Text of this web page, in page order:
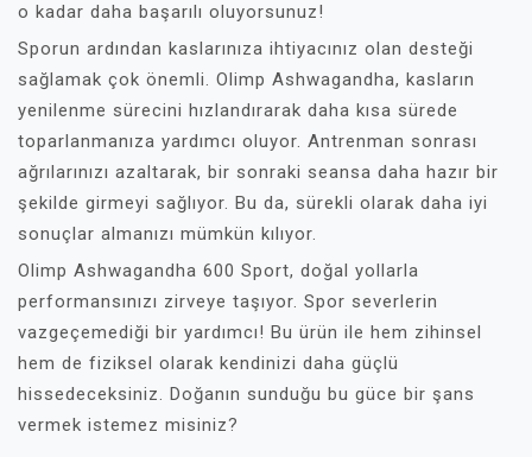
o kadar daha başarılı oluyorsunuz!
Sporun ardından kaslarınıza ihtiyacınız olan desteği
sağlamak çok önemli. Olimp Ashwagandha, kasların
yenilenme sürecini hızlandırarak daha kısa sürede
toparlanmanıza yardımcı oluyor. Antrenman sonrası
ağrılarınızı azaltarak, bir sonraki seansa daha hazır bir
şekilde girmeyi sağlıyor. Bu da, sürekli olarak daha iyi
sonuçlar almanızı mümkün kılıyor.
Olimp Ashwagandha 600 Sport, doğal yollarla
performansınızı zirveye taşıyor. Spor severlerin
vazgeçemediği bir yardımcı! Bu ürün ile hem zihinsel
hem de fiziksel olarak kendinizi daha güçlü
hissedeceksiniz. Doğanın sunduğu bu güce bir şans
vermek istemez misiniz?